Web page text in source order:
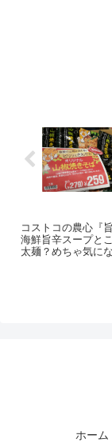
コストコの農心『
海鮮旨辛スープと
太麺？めちゃ気に
ホーム